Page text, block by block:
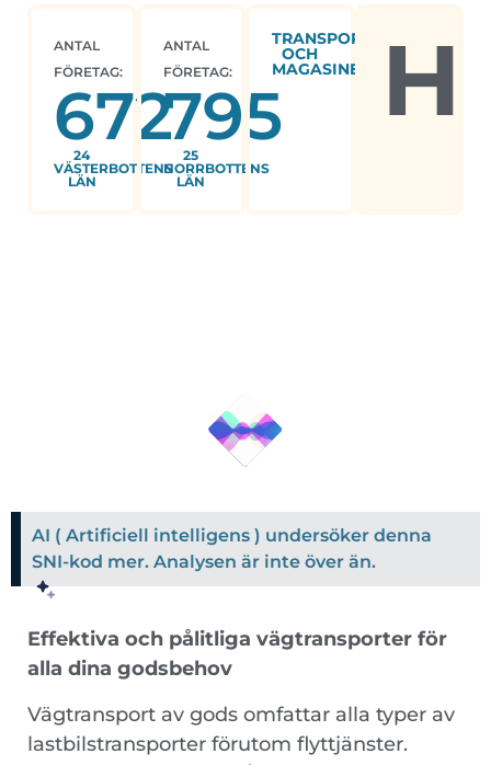
ANTAL
FÖRETAG:
672
24
VÄSTERBOTTENS
LÄN
ANTAL
FÖRETAG:
795
25
NORRBOTTENS
LÄN
TRANSPORT
OCH
MAGASINERINGH
AI ( Artificiell intelligens ) undersöker denna
SNI-kod mer. Analysen är inte över än.
Effektiva och pålitliga vägtransporter för
alla dina godsbehov
Vägtransport av gods omfattar alla typer av
lastbilstransporter förutom flyttjänster.